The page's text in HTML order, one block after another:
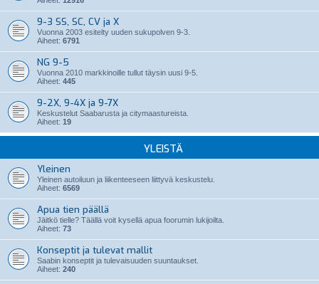
9-3 SS, SC, CV ja X
Vuonna 2003 esitelty uuden sukupolven 9-3.
Aiheet: 6791
NG 9-5
Vuonna 2010 markkinoille tullut täysin uusi 9-5.
Aiheet: 445
9-2X, 9-4X ja 9-7X
Keskustelut Saabarusta ja citymaastureista.
Aiheet: 19
YLEISTÄ
Yleinen
Yleinen autoiluun ja liikenteeseen liittyvä keskustelu.
Aiheet: 6569
Apua tien päällä
Jäitkö tielle? Täällä voit kysellä apua foorumin lukijoilta.
Aiheet: 73
Konseptit ja tulevat mallit
Saabin konseptit ja tulevaisuuden suuntaukset.
Aiheet: 240